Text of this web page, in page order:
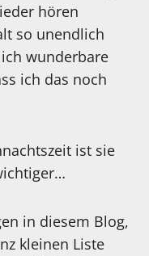
hören
so unendlich
wunderbare
ich das noch
ist sie
in diesem Blog,
kleinen Liste